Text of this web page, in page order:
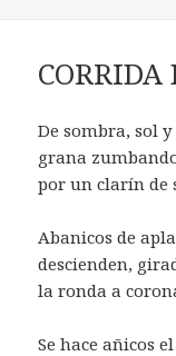
CORRIDA
De sombra, sol
grana
por un clarín de
Abanicos de
descienden,
la ronda a
Se hace añicos